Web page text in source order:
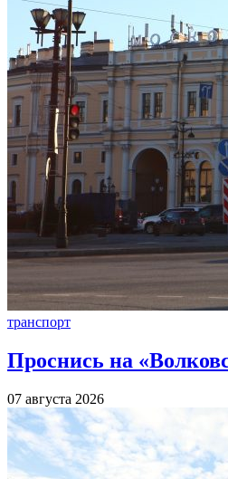
транспорт
Проснись на
07 августа 2026